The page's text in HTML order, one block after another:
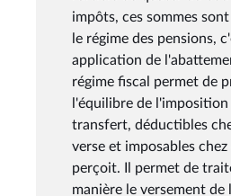
impôts, ces sommes
le régime des pensions,
application de
régime fiscal permet de
l'équilibre de l'imposition
transfert, déductibles
verse et imposables
perçoit. Il permet de
manière le versement de